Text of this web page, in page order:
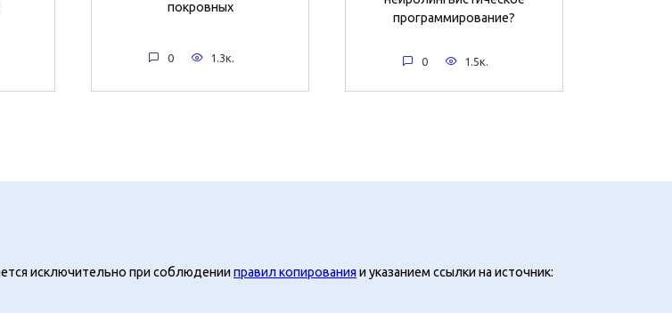
покровных
0 1.3к.
программирование?
0 1.5к.
исключительно при соблюденииправил копирования и указанием ссылки на источник: